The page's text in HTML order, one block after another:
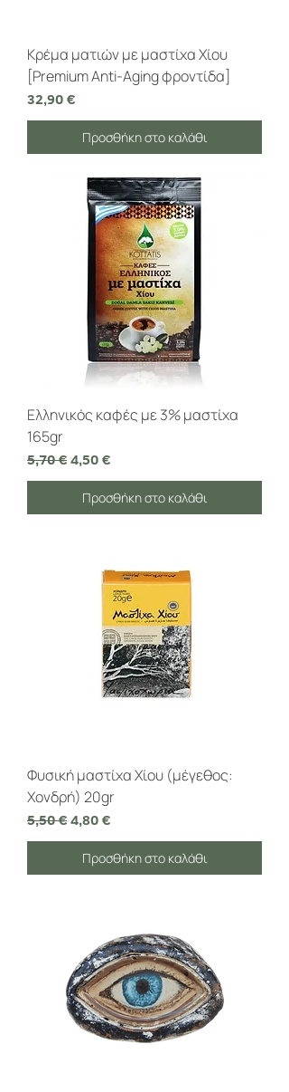
Κρέμα ματιών με μαστίχα Χίου
[Premium Anti-Aging φροντίδα]
Τιμή
32,90 €
Προσθήκη στο καλάθι
Ελληνικός καφές με 3% μαστίχα
165gr
Κανονική τιμή
5,70 €Τιμή Έκπτωσης
4,50 €
Προσθήκη στο καλάθι
Φυσική μαστίχα Χίου (μέγεθος:
Χονδρή) 20gr
Κανονική τιμή
5,50 €Τιμή Έκπτωσης
4,80 €
Προσθήκη στο καλάθι